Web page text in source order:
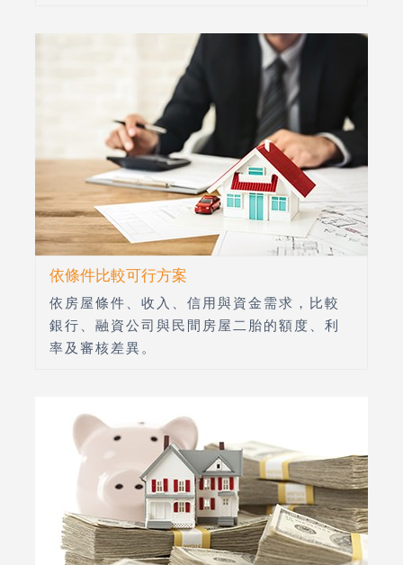
依條件比較可行方案
依房屋條件、收入、信用與資金需求，比較
銀行、融資公司與民間房屋二胎的額度、利
率及審核差異。